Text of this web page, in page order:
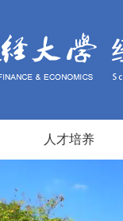
人才培养